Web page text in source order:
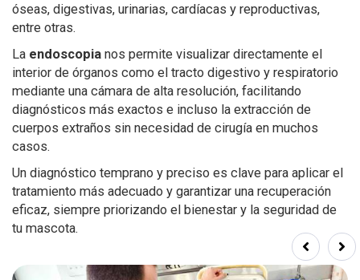
óseas, digestivas, urinarias, cardíacas y reproductivas,
entre otras.
La endoscopia nos permite visualizar directamente el
interior de órganos como el tracto digestivo y respiratorio
mediante una cámara de alta resolución, facilitando
diagnósticos más exactos e incluso la extracción de
cuerpos extraños sin necesidad de cirugía en muchos
casos.
Un diagnóstico temprano y preciso es clave para aplicar el
tratamiento más adecuado y garantizar una recuperación
eficaz, siempre priorizando el bienestar y la seguridad de
tu mascota.
Prev Next